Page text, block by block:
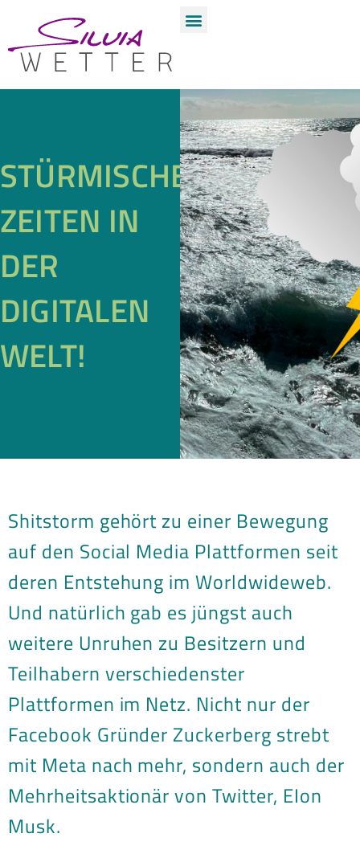
STÜRMISCHE
ZEITEN IN
DER
DIGITALEN
WELT!
Shitstorm gehört zu einer Bewegung
auf den Social Media Plattformen seit
deren Entstehung im Worldwideweb.
Und natürlich gab es jüngst auch
weitere Unruhen zu Besitzern und
Teilhabern verschiedenster
Plattformen im Netz. Nicht nur der
Facebook Gründer Zuckerberg strebt
mit Meta nach mehr, sondern auch der
Mehrheitsaktionär von Twitter, EIon
Musk.